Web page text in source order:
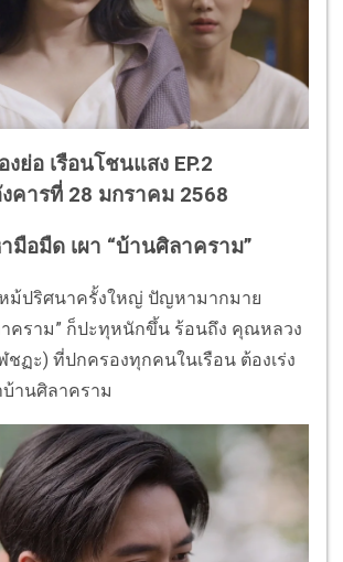
งย่อ เรือนโชนแสง EP.2
คารที่ 28 มกราคม 2568
ามือมืด เผา “บ้านศิลาคราม”
หม้ปริศนาครั้งใหญ่ ปัญหามากมาย
าคราม” ก็ปะทุหนักขึ้น ร้อนถึง คุณหลวง
ฏะ) ที่ปกครองทุกคนในเรือน ต้องเร่ง
านศิลาคราม